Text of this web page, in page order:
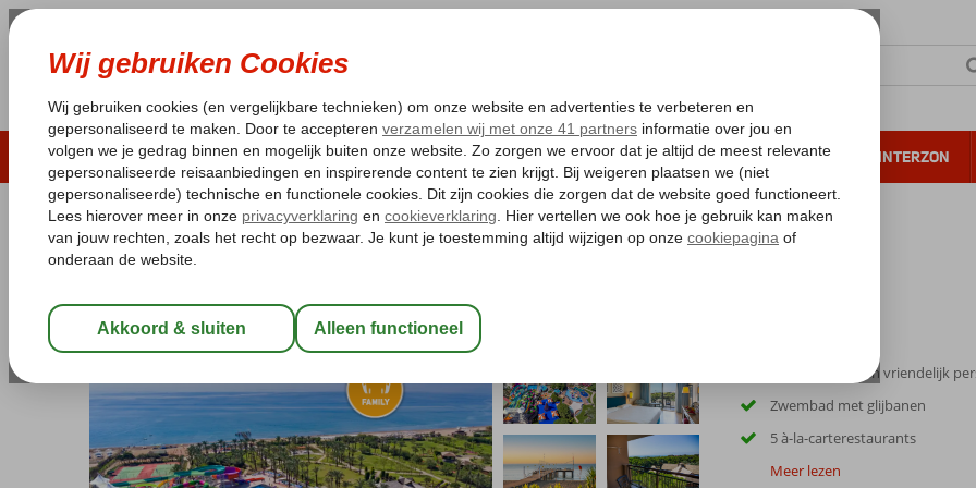
LAST MINUTE ZOMER 2026 ZONVAKANTIE VERRE REIZEN ALL INCLUSIVE WINTERZON
Pakketgarantie Laagsteprijsgarantie* Gratis annuleren*
Home
Turkije Turkse Riviera
IC Hotels Green Palace & Villas
Ultra All Inclusive-Hotel
Goede service en vriendelijk
Zwembad met glijbanen
5 à-la-carterestaurants
Meer lezen